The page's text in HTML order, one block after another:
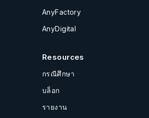
AnyFactory
AnyDigital
Resources
กรณีศึกษา
บล็อก
รายงาน